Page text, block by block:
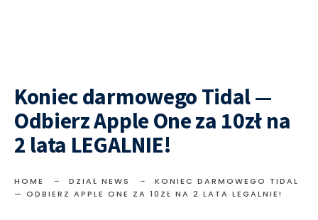
Koniec darmowego Tidal —
Odbierz Apple One za 10zł na
2 lata LEGALNIE!
HOME DZIAŁ NEWS
KONIEC DARMOWEGO TIDAL
— ODBIERZ APPLE ONE ZA 10ZŁ NA 2 LATA LEGALNIE!